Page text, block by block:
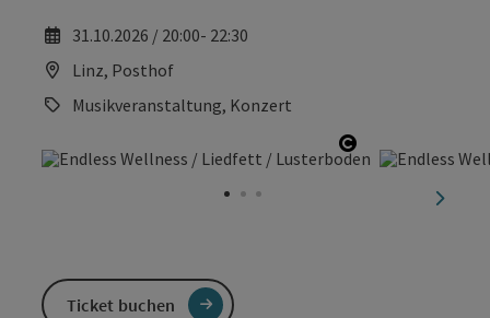
31.10.2026 / 20:00- 22:30
Linz, Posthof
Musikveranstaltung, Konzert
Copyright
Ticket buchen